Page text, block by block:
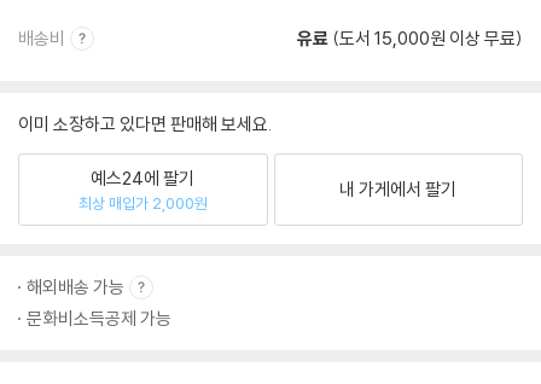
배송비 유료 (도서 15,000원 이상 무료)
이미 소장하고 있다면 판매해 보세요.
예스24에 팔기
최상 매입가 2,000원
내 가게에서 팔기
해외배송 가능
문화비소득공제 가능